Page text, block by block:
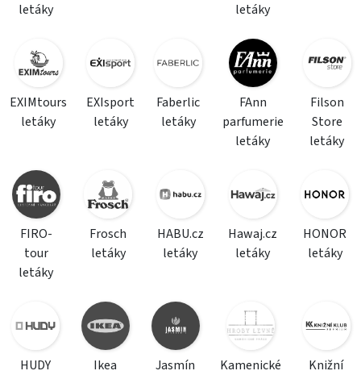
letáky
letáky
EXIMtours
letáky
EXIsport
letáky
Faberlic
letáky
FAnn
parfumerie
letáky
Filson
Store
letáky
FIRO-
tour
letáky
Frosch
letáky
HABU.cz
letáky
Hawaj.cz
letáky
HONOR
letáky
HUDY
Ikea
Jasmín
Kamenické
Knižní